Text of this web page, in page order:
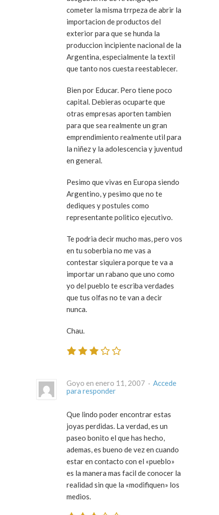
cometer la misma trrpeza de abrir la
importacion de productos del
exterior para que se hunda la
produccion incipiente nacional de la
Argentina, especialmente la textil
que tanto nos cuesta reestablecer.
Bien por Educar. Pero tiene poco
capital. Debieras ocuparte que
otras empresas aporten tambien
para que sea realmente un gran
emprendimiento realmente util para
la niñez y la adolescencia y juventud
en general.
Pesimo que vivas en Europa siendo
Argentino, y pesimo que no te
dediques y postules como
representante politico ejecutivo.
Te podria decir mucho mas, pero vos
en tu soberbia no me vas a
contestar siquiera porque te va a
importar un rabano que uno como
yo del pueblo te escriba verdades
que tus olfas no te van a decir
nunca.
Chau.
Goyo en enero 11, 2007 · Accede
para responder
Que lindo poder encontrar estas
joyas perdidas. La verdad, es un
paseo bonito el que has hecho,
ademas, es bueno de vez en cuando
estar en contacto con el «pueblo»
es la manera mas facil de conocer la
realidad sin que la «modifiquen» los
medios.